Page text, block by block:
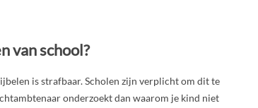
van school?
is strafbaar. Scholen zijn verplicht om dit te
onderzoekt dan waarom je kind niet